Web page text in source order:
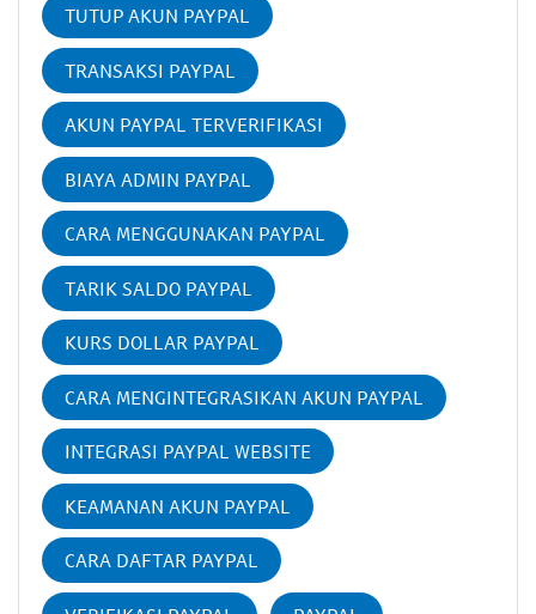
TUTUP AKUN PAYPAL
TRANSAKSI PAYPAL
AKUN PAYPAL TERVERIFIKASI
BIAYA ADMIN PAYPAL
CARA MENGGUNAKAN PAYPAL
TARIK SALDO PAYPAL
KURS DOLLAR PAYPAL
CARA MENGINTEGRASIKAN AKUN PAYPAL
INTEGRASI PAYPAL WEBSITE
KEAMANAN AKUN PAYPAL
CARA DAFTAR PAYPAL